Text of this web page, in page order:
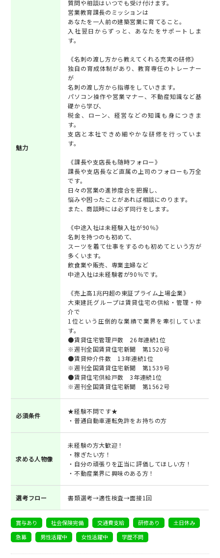
魅力
質問や相談はいつでも受け付けます。
営業教育課長のミッションは
あなたを一人前の建築営業に育てること。
入社翌日からずっと、あなたをサポートしま
す。
《名刺の渡し方から教えてくれる充実の研修》
独自の育成体制があり、教育専任のトレーナー
が
名刺の渡し方から指導をしていきます。
パソコン操作や営業マナー、不動産知識など基
礎から学び、
税金、ローン、経営などの知識も身につきま
す。
支店と本社できめ細やかな研修を行っていま
す。
《課長や支店長も随時フォロー》
課長や支店長など直属の上司のフォローも万全
です。
日々の営業の進捗度合を把握し、
悩みや困ったことがあれば相談にのります。
また、商談時には必ず同行をします。
《中途入社は未経験入社が90％》
名刺を持つのも初めて、
スーツを着て仕事をするのも初めてという方が
多くいます。
飲食業や販売、専業主婦など
中途入社は未経験者が90％です。
《売上高1兆円超の東証プライム上場企業》
大東建託グループは賃貸住宅の供給・管理・仲
介で
1位という圧倒的な業績で業界を牽引していま
す。
●賃貸住宅管理戸数 26年連続1位
※週刊全国賃貸住宅新聞 第1520号
●賃貸仲介件数 13年連続1位
※週刊全国賃貸住宅新聞 第1539号
●賃貸住宅供給戸数 3年連続1位
※週刊全国賃貸住宅新聞 第1562号
必須条件
★経験不問です★
・普通自動車運転免許をお持ちの方
求める人物像
未経験の方大歓迎！
・稼ぎたい方！
・自分の頑張りを正当に評価してほしい方！
・不動産業界に興味のある方！
選考フロー 書類選考→適性検査→面接1回
賞与あり 社会保険完備 交通費支給 研修あり
土日休み
急募
男性活躍中 女性活躍中 学歴不問